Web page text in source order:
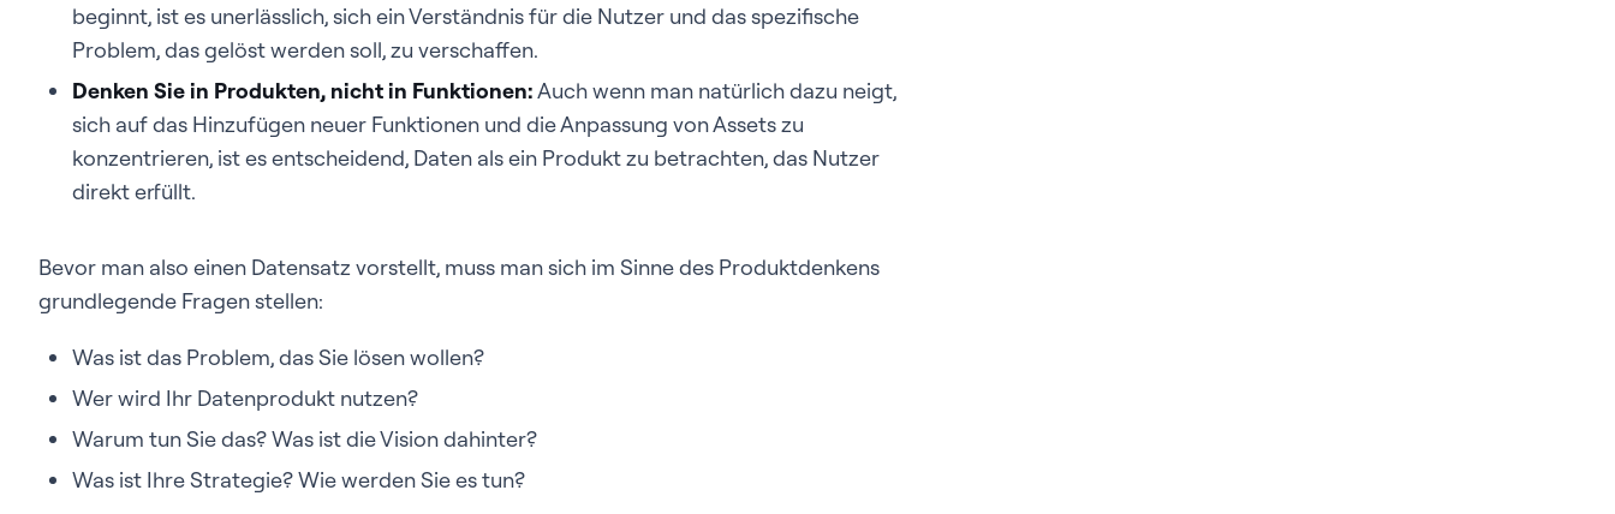
beginnt, ist es unerlässlich, sich ein Verständnis für die Nutzer und das spezifische
Problem, das gelöst werden soll, zu verschaffen.
Denken Sie in Produkten, nicht in Funktionen:Auch wenn man natürlich dazu neigt,
sich auf das Hinzufügen neuer Funktionen und die Anpassung von Assets zu
konzentrieren, ist es entscheidend, Daten als ein Produkt zu betrachten, das Nutzer
direkt erfüllt.
Bevor man also einen Datensatz vorstellt, muss man sich im Sinne des Produktdenkens
grundlegende Fragen stellen:
Was ist das Problem, das Sie lösen wollen?
Wer wird Ihr Datenprodukt nutzen?
Warum tun Sie das? Was ist die Vision dahinter?
Was ist Ihre Strategie? Wie werden Sie es tun?